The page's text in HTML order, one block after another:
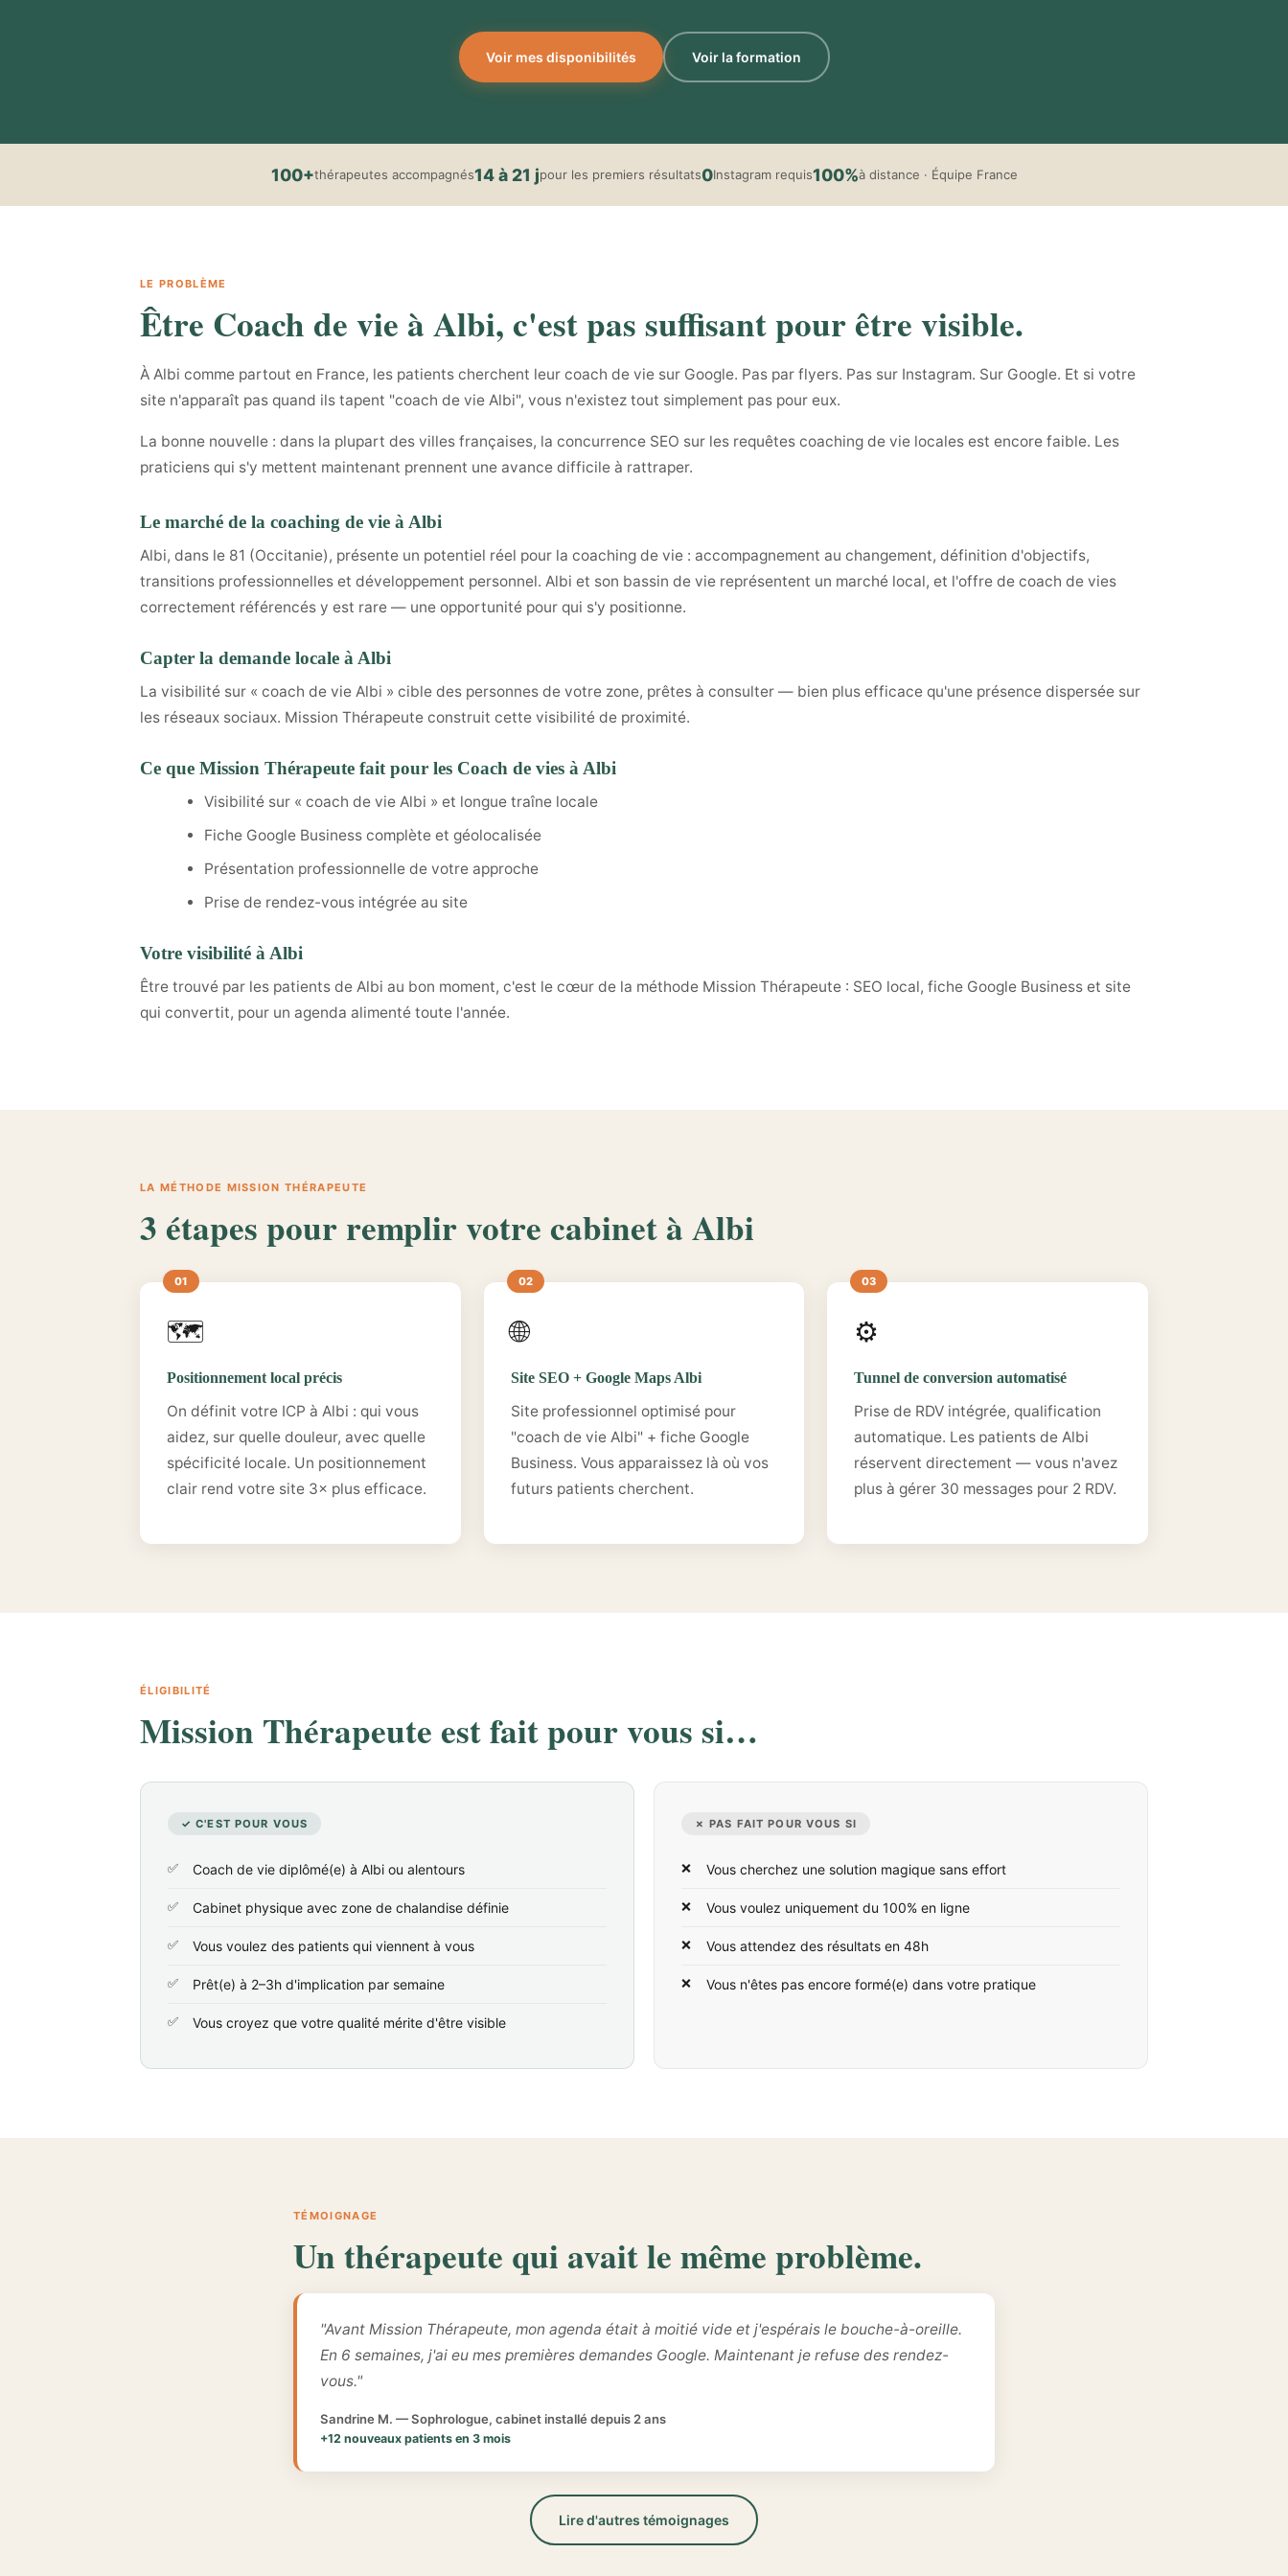
Voir mes disponibilités Voir la formation
100+thérapeutes accompagnés14 à 21 jpour les premiers résultats0Instagram requis100%à distance · Équipe France
LE PROBLÈME
Être Coach de vie à Albi, c'est pas suffisant pour être visible.
À Albi comme partout en France, les patients cherchent leur coach de vie sur Google. Pas par flyers. Pas sur Instagram. Sur Google. Et si votre
site n'apparaît pas quand ils tapent "coach de vie Albi", vous n'existez tout simplement pas pour eux.
La bonne nouvelle : dans la plupart des villes françaises, la concurrence SEO sur les requêtes coaching de vie locales est encore faible. Les
praticiens qui s'y mettent maintenant prennent une avance difficile à rattraper.
Le marché de la coaching de vie à Albi
Albi, dans le 81 (Occitanie), présente un potentiel réel pour la coaching de vie : accompagnement au changement, définition d'objectifs,
transitions professionnelles et développement personnel. Albi et son bassin de vie représentent un marché local, et l'offre de coach de vies
correctement référencés y est rare — une opportunité pour qui s'y positionne.
Capter la demande locale à Albi
La visibilité sur « coach de vie Albi » cible des personnes de votre zone, prêtes à consulter — bien plus efficace qu'une présence dispersée sur
les réseaux sociaux. Mission Thérapeute construit cette visibilité de proximité.
Ce que Mission Thérapeute fait pour les Coach de vies à Albi
Visibilité sur « coach de vie Albi » et longue traîne locale
Fiche Google Business complète et géolocalisée
Présentation professionnelle de votre approche
Prise de rendez-vous intégrée au site
Votre visibilité à Albi
Être trouvé par les patients de Albi au bon moment, c'est le cœur de la méthode Mission Thérapeute : SEO local, fiche Google Business et site
qui convertit, pour un agenda alimenté toute l'année.
LA MÉTHODE MISSION THÉRAPEUTE
3 étapes pour remplir votre cabinet à Albi
🗺️
Positionnement local précis
On définit votre ICP à Albi : qui vous
aidez, sur quelle douleur, avec quelle
spécificité locale. Un positionnement
clair rend votre site 3× plus efficace.
🌐
Site SEO + Google Maps Albi
Site professionnel optimisé pour
"coach de vie Albi" + fiche Google
Business. Vous apparaissez là où vos
futurs patients cherchent.
⚙️
Tunnel de conversion automatisé
Prise de RDV intégrée, qualification
automatique. Les patients de Albi
réservent directement — vous n'avez
plus à gérer 30 messages pour 2 RDV.
ÉLIGIBILITÉ
Mission Thérapeute est fait pour vous si…
✓ C'EST POUR VOUS
Coach de vie diplômé(e) à Albi ou alentours
Cabinet physique avec zone de chalandise définie
Vous voulez des patients qui viennent à vous
Prêt(e) à 2–3h d'implication par semaine
Vous croyez que votre qualité mérite d'être visible
✗ PAS FAIT POUR VOUS SI
Vous cherchez une solution magique sans effort
Vous voulez uniquement du 100% en ligne
Vous attendez des résultats en 48h
Vous n'êtes pas encore formé(e) dans votre pratique
TÉMOIGNAGE
Un thérapeute qui avait le même problème.
"Avant Mission Thérapeute, mon agenda était à moitié vide et j'espérais le bouche-à-oreille.
En 6 semaines, j'ai eu mes premières demandes Google. Maintenant je refuse des rendez-
vous."
Sandrine M. — Sophrologue, cabinet installé depuis 2 ans
+12 nouveaux patients en 3 mois
Lire d'autres témoignages